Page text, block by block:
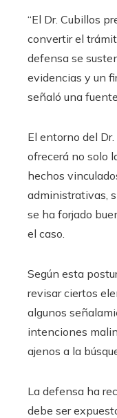
“El Dr. Cubillos
convertir el
defensa se
evidencias y un
señaló una
El entorno del
ofrecerá no solo
hechos
administrativas,
se ha forjado
el caso.
Según esta
revisar ciertos
algunos
intenciones
ajenos a la
La defensa ha
debe ser